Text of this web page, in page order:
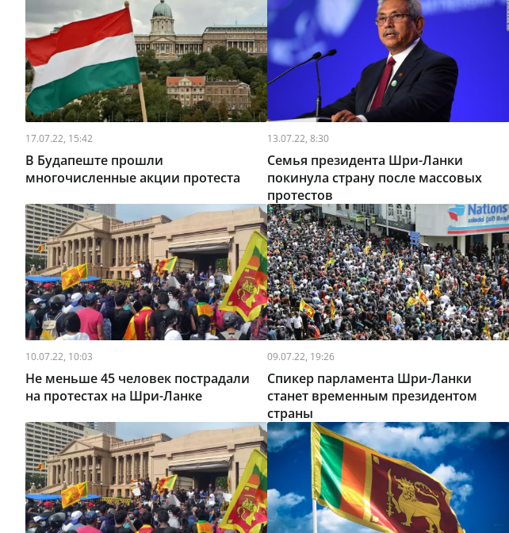
17.07.22, 15:42
В Будапеште прошли
многочисленные акции протеста
13.07.22, 8:30
Семья президента Шри-Ланки
покинула страну после массовых
протестов
10.07.22, 10:03
Не меньше 45 человек пострадали
на протестах на Шри-Ланке
09.07.22, 19:26
Спикер парламента Шри-Ланки
станет временным президентом
страны